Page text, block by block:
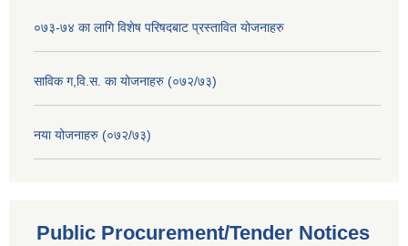
०७३-७४ का लागि विशेष परिषदबाट प्रस्तावित योजनाहरु
साविक ग,वि.स. का योजनाहरु (०७२/७३)
नया योजनाहरु (०७२/७३)
Public Procurement/Tender Notices